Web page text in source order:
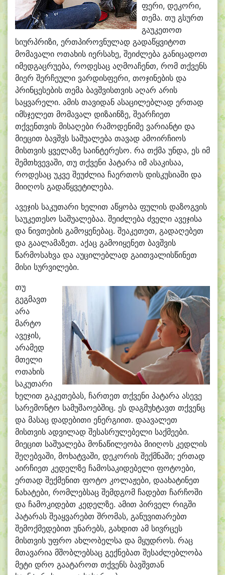
ფერი, დეკორი,
თემა. თუ გსურთ
გაუკეთოთ
სიურპრიზი, ერთპიროვნულად გადაწყვიტოთ
მომავალი ოთახის იერსახე, შეიძლება განიცადოთ
იმედგაცრუება, როდესაც აღმოაჩენთ, რომ თქვენს
მიერ შერჩეული ვარდისფერი, თოჯინების და
პრინცესების თემა ბავშვისთვის აღარ არის
საყვარელი. ამის თავიდან ასაცილებლად ერთად
იმსჯელეთ მომავალ დიზაინზე, შეარჩიეთ
თქვენთვის მისაღები რამოდენიმე ვარიანტი და
მიეცით ბავშვს საშუალება თავად ამოირჩიოს
მისთვის ყველაზე საინტერესო. რა თქმა უნდა, ეს იმ
შემთხვევაში, თუ თქვენი პატარა იმ ასაკისაა,
როდესაც უკვე შეუძლია ჩაერთოს დისკუსიაში და
მიიღოს გადაწყვეტილება.
ავეჯის საკუთარი ხელით აწყობა ფულის დაზოგვის
საუკეთესო საშუალებაა. შეიძლება ძველი ავეჯისა
და ნივთების გამოყენებაც. შეაკეთეთ, გადაღებეთ
და გაალამაზეთ. აქაც გამოიყენეთ ბავშვის
წარმოსახვა და აუცილებლად გაითვალისწინეთ
მისი სურვილები.
თუ
გეგმავთ
არა
მარტო
ავეჯის,
არამედ
მთელი
ოთახის
საკუთარი
ხელით გაკეთებას, ჩართეთ თქვენი პატარა ასევე
სარემონტო სამუშაოებშიც. ეს დაგმუხტავთ თქვენც
და მასაც დადებითი ენერგიით. დაავალეთ
მისთვის ადვილად შესასრულებელი საქმეები.
მიეცით საშუალება მონაწილეობა მიიღოს კედლის
შეღებვაში, მოხატვაში, დეკორის შექმნაში; ერთად
აირჩიეთ კედელზე ჩამოსაკიდებელი ფოტოები,
ერთად შექმენით ფოტო კოლაჟები, დაახატინეთ
ნახატები, რომლებსაც შემდგომ ჩადებთ ჩარჩოში
და ჩამოკიდებთ კედელზე. ამით პირველ რიგში
პატარას შეაყვარებთ შრომას, განუვითარებთ
შემოქმედებით უნარებს, გახდით ამ სივრცეს
მისთვის უფრო ახლობელსა და მყუდროს. რაც
მთავარია მშობლებსაც გექნებათ შესაძლებლობა
მეტი დრო გაატაროთ თქვენს ბავშვთან